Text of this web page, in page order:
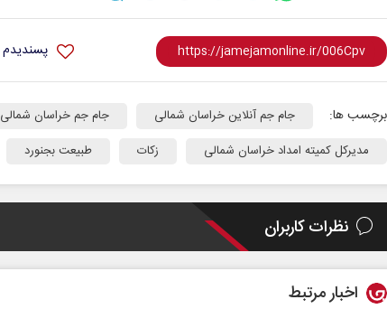
پسندیدم
برچسب ها: جام جم آنلاین خراسان شمالی
جام جم خراسان شمالی
مدیرکل کمیته امداد خراسان شمالی
زکات طبیعت بجنورد
نظرات کاربران
اخبار مرتبط
مقاومت در برابر
از باتلاق انرژی تا بن‌بست ترامپ